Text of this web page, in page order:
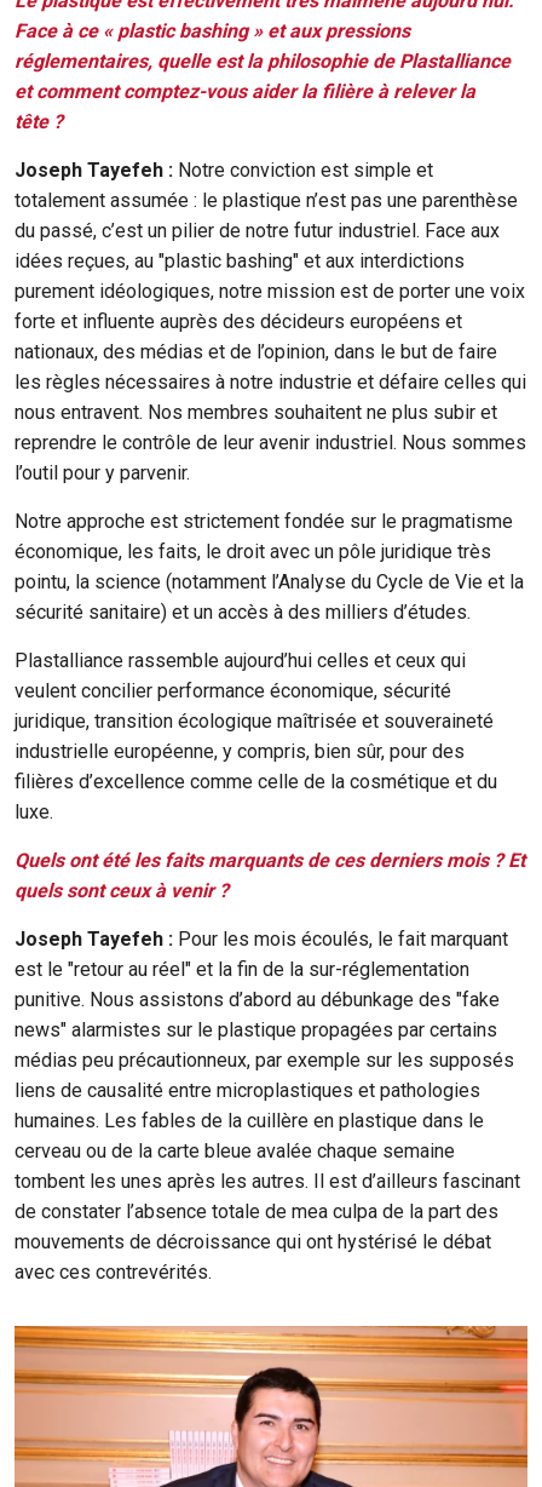
Face à ce « plastic bashing » et aux pressions
réglementaires, quelle est la philosophie de Plastalliance
et comment comptez-vous aider la filière à relever la
tête ?
Joseph Tayefeh : Notre conviction est simple et
totalement assumée : le plastique n’est pas une parenthèse
du passé, c’est un pilier de notre futur industriel. Face aux
idées reçues, au "plastic bashing" et aux interdictions
purement idéologiques, notre mission est de porter une voix
forte et influente auprès des décideurs européens et
nationaux, des médias et de l’opinion, dans le but de faire
les règles nécessaires à notre industrie et défaire celles qui
nous entravent. Nos membres souhaitent ne plus subir et
reprendre le contrôle de leur avenir industriel. Nous sommes
l’outil pour y parvenir.
Notre approche est strictement fondée sur le pragmatisme
économique, les faits, le droit avec un pôle juridique très
pointu, la science (notamment l’Analyse du Cycle de Vie et la
sécurité sanitaire) et un accès à des milliers d’études.
Plastalliance rassemble aujourd’hui celles et ceux qui
veulent concilier performance économique, sécurité
juridique, transition écologique maîtrisée et souveraineté
industrielle européenne, y compris, bien sûr, pour des
filières d’excellence comme celle de la cosmétique et du
luxe.
Quels ont été les faits marquants de ces derniers mois ? Et
quels sont ceux à venir ?
Joseph Tayefeh : Pour les mois écoulés, le fait marquant
est le "retour au réel" et la fin de la sur-réglementation
punitive. Nous assistons d’abord au débunkage des "fake
news" alarmistes sur le plastique propagées par certains
médias peu précautionneux, par exemple sur les supposés
liens de causalité entre microplastiques et pathologies
humaines. Les fables de la cuillère en plastique dans le
cerveau ou de la carte bleue avalée chaque semaine
tombent les unes après les autres. Il est d’ailleurs fascinant
de constater l’absence totale de mea culpa de la part des
mouvements de décroissance qui ont hystérisé le débat
avec ces contrevérités.